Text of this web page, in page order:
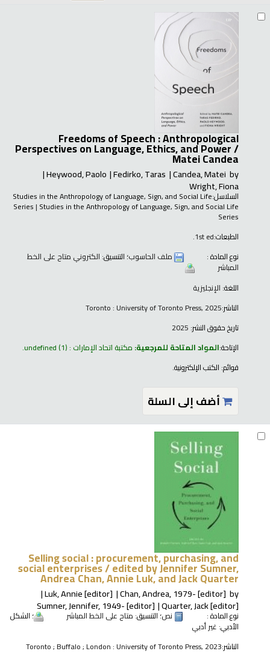
Freedoms of Speech : Anthropological
Perspectives on Language, Ethics, and Power /
Matei Candea
by
Candea, Matei
Fedirko, Taras
Heywood, Paolo
Wright, Fiona
السلاسل:Studies in the Anthropology of Language, Sign, and Social Life
Series| Studies in the Anthropology of Language, Sign, and Social Life
Series
الطبعات:1st ed.
نوع المادة :
ملف الحاسوب؛ التنسيق: الكتروني متاح على الخط
المباشر
اللغة: الإنجليزية
الناشر:Toronto : University of Toronto Press, 2025
تاريخ حقوق النشر:
الإتاحة:المواد المتاحة للمرجعية: مكتبة اتحاد الإمارات : undefined(1).
قوائم: الكتب الإلكترونية.
أضف إلى السلة
Selling social : procurement, purchasing, and
social enterprises /edited by Jennifer Sumner,
Andrea Chan, Annie Luk, and Jack Quarter
by
Chan, Andrea, 1979-[editor]
Luk, Annie[editor]
Quarter, Jack[editor]
Sumner, Jennifer, 1949-[editor]
نوع المادة : نص؛ التنسيق: متاح على الخط المباشر ؛ الشكل
الأدبي: غير أدبي
الناشر:Toronto ; Buffalo ; London : University of Toronto Press, 2023